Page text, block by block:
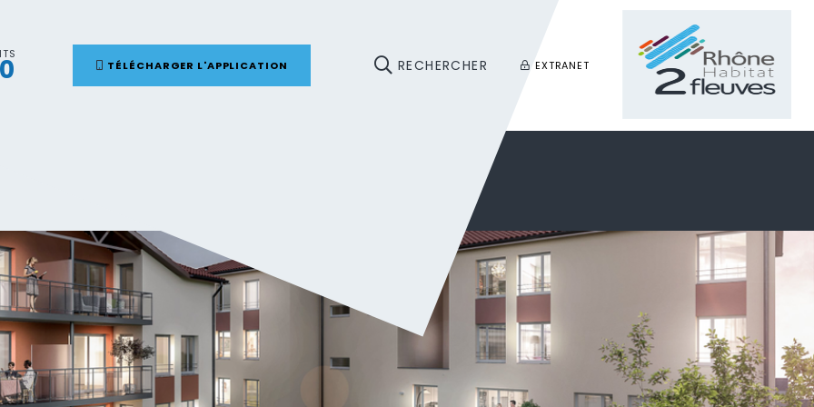
TÉLÉCHARGER L'APPLICATION RECHERCHER EXTRANET
Rechercher